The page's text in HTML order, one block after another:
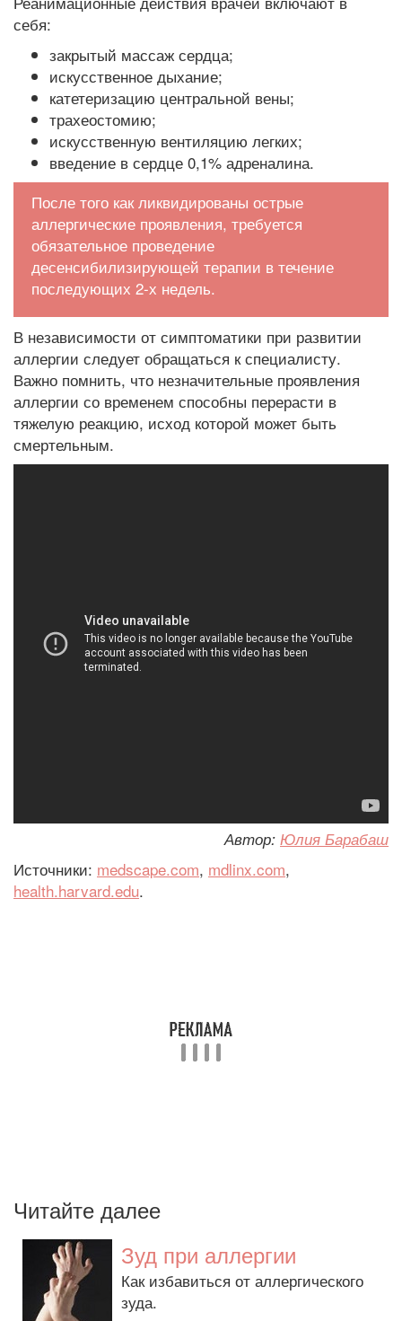
себя:
закрытый массаж сердца;
искусственное дыхание;
катетеризацию центральной вены;
трахеостомию;
искусственную вентиляцию легких;
введение в сердце 0,1% адреналина.
После того как ликвидированы острые
аллергические проявления, требуется
обязательное проведение
десенсибилизирующей терапии в течение
последующих 2-х недель.
В независимости от симптоматики при развитии
аллергии следует обращаться к специалисту.
Важно помнить, что незначительные проявления
аллергии со временем способны перерасти в
тяжелую реакцию, исход которой может быть
смертельным.
Автор: Юлия Барабаш
Источники: medscape.com, mdlinx.com,
health.harvard.edu.
Читайте далее
Зуд при аллергии
Как избавиться от аллергического
зуда.